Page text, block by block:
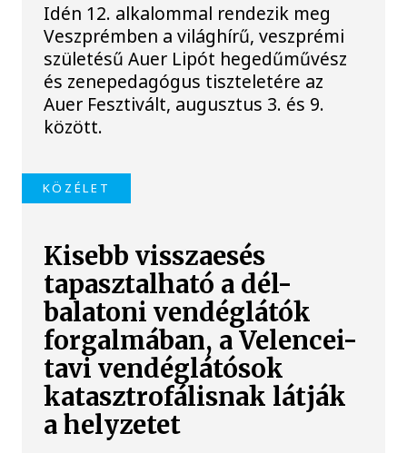
Idén 12. alkalommal rendezik meg
Veszprémben a világhírű, veszprémi
születésű Auer Lipót hegedűművész
és zenepedagógus tiszteletére az
Auer Fesztivált, augusztus 3. és 9.
között.
KÖZÉLET
Kisebb visszaesés
tapasztalható a dél-
balatoni vendéglátók
forgalmában, a Velencei-
tavi vendéglátósok
katasztrofálisnak látják
a helyzetet